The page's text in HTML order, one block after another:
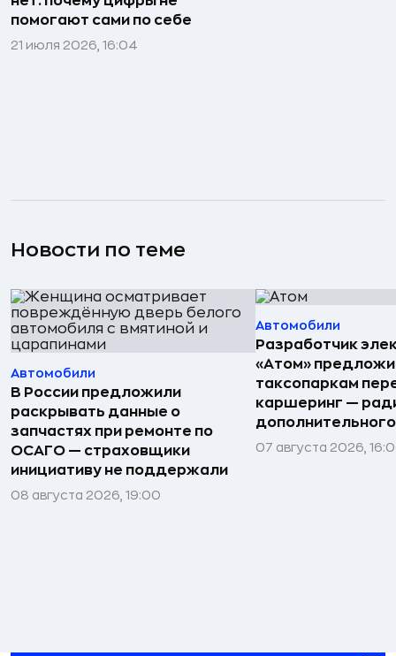
помогают сами по себе
21 июля 2026, 16:04
Новости по теме
Автомобили
В России предложили
раскрывать данные о
запчастях при ремонте по
ОСАГО — страховщики
инициативу не поддержали
08 августа 2026, 19:00
Автомобили
Разработчик
«Атом»
таксопаркам
каршеринг —
07 августа 2026,